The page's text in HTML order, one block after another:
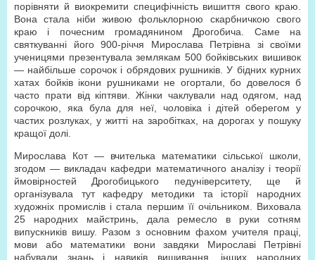
порівняти й виокремити специфічність вишиття свого краю.
Вона стала ніби живою фольклорною скарбничкою свого
краю і почесним громадянином Дрогобича. Саме на
святкуванні його 900-річчя Мирослава Петрівна зі своїми
ученицями презентувала землякам 500 бойківських вишивок
— найбільше сорочок і обрядових рушників. У бідних курних
хатах бойків ікони рушниками не огортали, бо довелося б
часто прати від кіптяви. Жінки чаклували над одягом, над
сорочкою, яка була для неї, чоловіка і дітей оберегом у
частих розлуках, у житті на заробітках, на дорогах у пошуку
кращої долі.
Мирослава Кот — вчителька математики сільської школи,
згодом — викладач кафедри математичного аналізу і теорії
ймовірностей Дрогобицького педуніверситету, ще й
організувала тут кафедру методики та історії народних
художніх промислів і стала першим її очільником. Виховала
25 народних майстринь, дала ремесло в руки сотням
випускників вишу. Разом з основним фахом учителя праці,
мови або математики вони завдяки Мирославі Петрівні
набували знань і навиків вишивання, інших народних